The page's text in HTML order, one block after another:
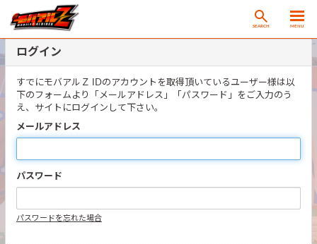
SEARCH MENU
ログイン
すでにモバアルＺ IDのアカウントを取得頂いているユーザー様は以
下のフォームより「メールアドレス」「パスワード」をご入力のう
え、サイトにログインして下さい。
メールアドレス
パスワード
パスワードを忘れた場合